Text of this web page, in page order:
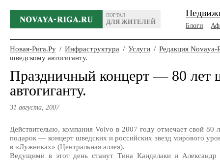
ПОРТАЛ
ДЛЯ ЖИТЕЛЕЙ
Блоги
Новая-Рига.Ру / Инфраструктура / Услуги / Редакция Novaya-
шведскому автогиганту.
Праздничный концерт — 80 лет
автогиганту.
31 августа, 2007
Действительно, компания Volvo в 2007 году отмечает свой 80
подарок — концерт шведских и российских звезд мирового
в «Лужниках» (Центральная аллея).
Ведущими в этот день станут Тина Канделаки и Александр